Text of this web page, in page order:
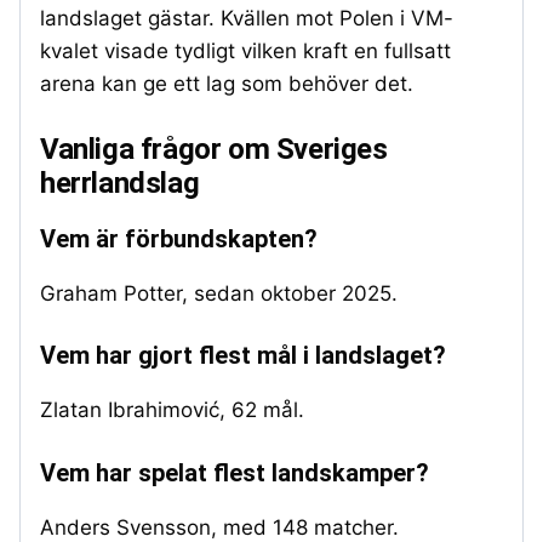
landslaget gästar. Kvällen mot Polen i VM-
kvalet visade tydligt vilken kraft en fullsatt
arena kan ge ett lag som behöver det.
Vanliga frågor om Sveriges
herrlandslag
Vem är förbundskapten?
Graham Potter, sedan oktober 2025.
Vem har gjort flest mål i landslaget?
Zlatan Ibrahimović, 62 mål.
Vem har spelat flest landskamper?
Anders Svensson, med 148 matcher.